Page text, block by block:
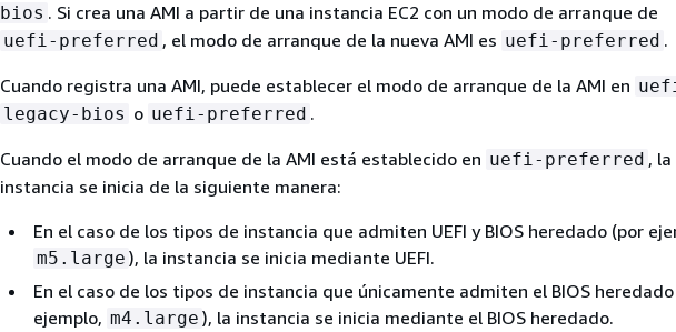
bios . Si crea una AMI a partir de una instancia EC2 con un modo de arranque de
uefi-preferred , el modo de arranque de la nueva AMI es uefi-preferred .
Cuando registra una AMI, puede establecer el modo de arranque de la AMI en
legacy-bios o uefi-preferred .
Cuando el modo de arranque de la AMI está establecido en uefi-preferred , la
instancia se inicia de la siguiente manera:
En el caso de los tipos de instancia que admiten UEFI y BIOS heredado (por
m5.large ), la instancia se inicia mediante UEFI.
En el caso de los tipos de instancia que únicamente admiten el BIOS
ejemplo, m4.large ), la instancia se inicia mediante el BIOS heredado.